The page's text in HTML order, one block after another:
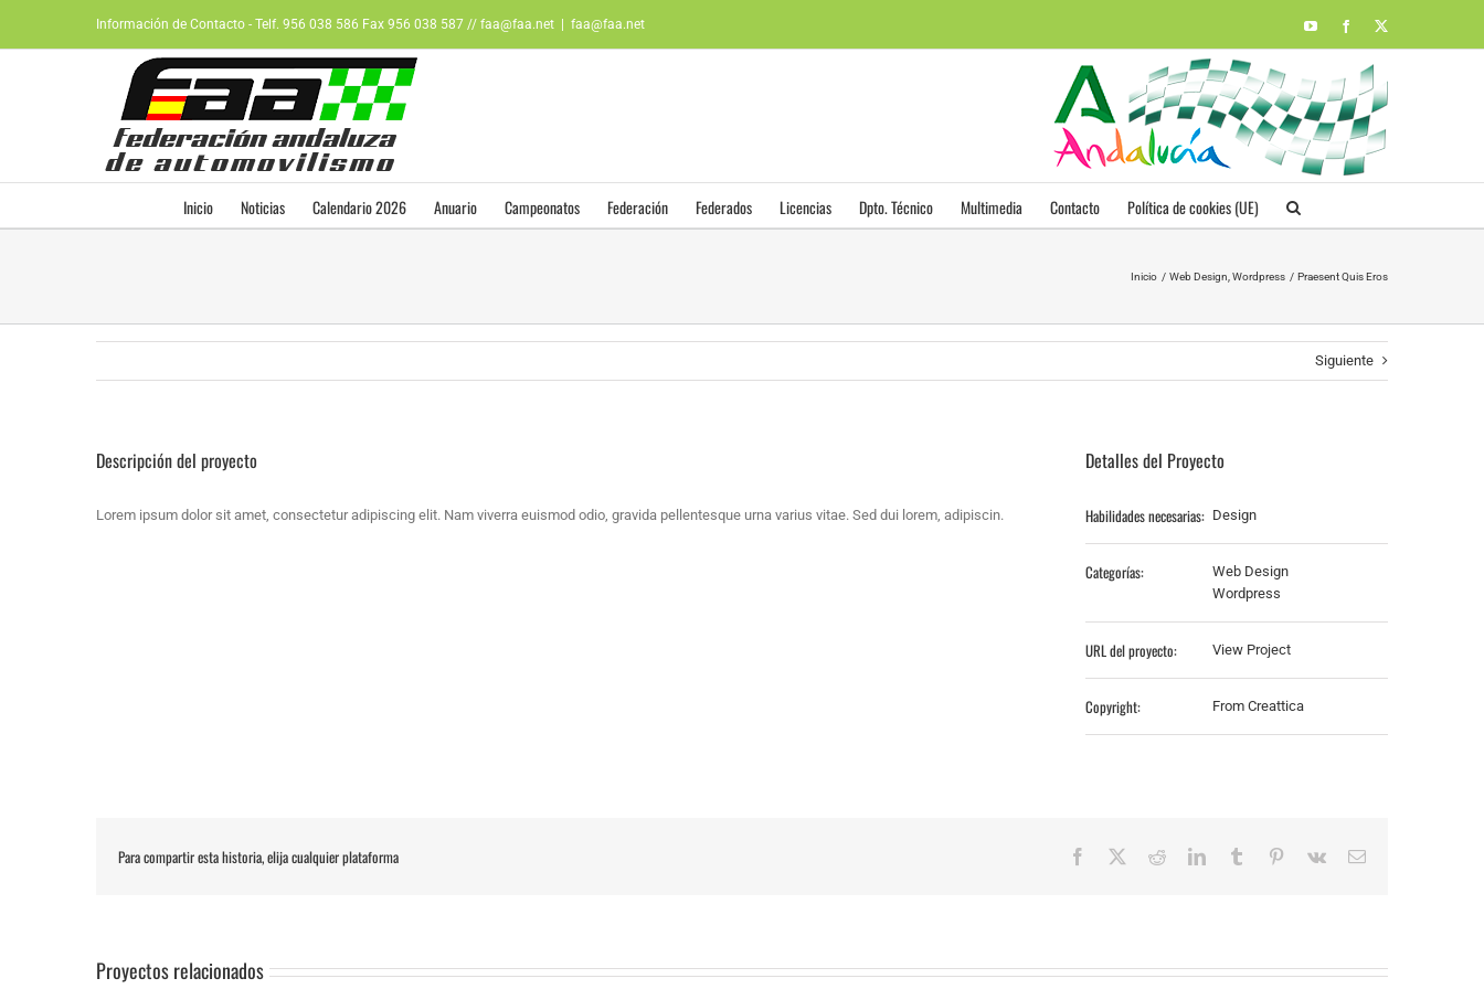
contenido
Información de Contacto - Telf. 956 038 586 Fax 956 038 587 // faa@faa.net faa@faa.net YouTubeFacebook
Inicio Noticias Calendario 2026 Anuario Campeonatos Federación Federados Licencias Dpto. Técnico Multimedia Contacto Política de cookies (UE)
Inicio Web Design Wordpress Praesent Quis Eros
Siguiente
Descripción del proyecto
Lorem ipsum dolor sit amet, consectetur adipiscing elit. Nam viverra euismod odio, gravida pellentesque urna varius vitae. Sed dui lorem, adipiscin.
Detalles del Proyecto
Habilidades necesarias: Design
Categorías:
Web Design
Wordpress
URL del proyecto: View Project
Copyright: From Creattica
Para compartir esta historia, elija cualquier plataforma Facebook RedditLinkedInTumblr Pinterest
Vk
Correo
Proyectos relacionados